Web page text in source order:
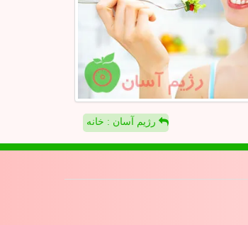
رژیم آسان : خانه